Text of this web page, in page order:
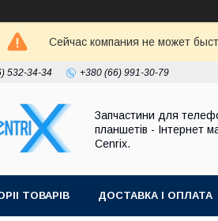
Сейчас компания не может
532-34-34 +380 (66) 991-30-79
Запчастини для
планшетів - Інтернет
Cenrix.
ТОВАРІВ ДОСТАВКА І ОПЛАТА